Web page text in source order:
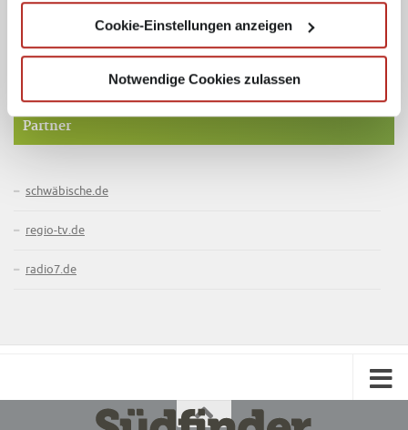
Cookie-Einstellungen anzeigen
Notwendige Cookies zulassen
Werde Fan und bleibe mit der Südfinder Facebook-Seite und auch
auf Instagram immer up to date!
Partner
schwäbische.de
regio-tv.de
radio7.de